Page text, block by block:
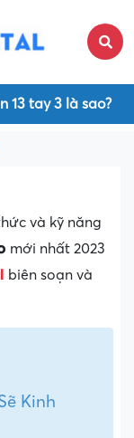
13 tay 3 là sao?
và kỹ năng
mới nhất 2023
biên soạn và
Kinh